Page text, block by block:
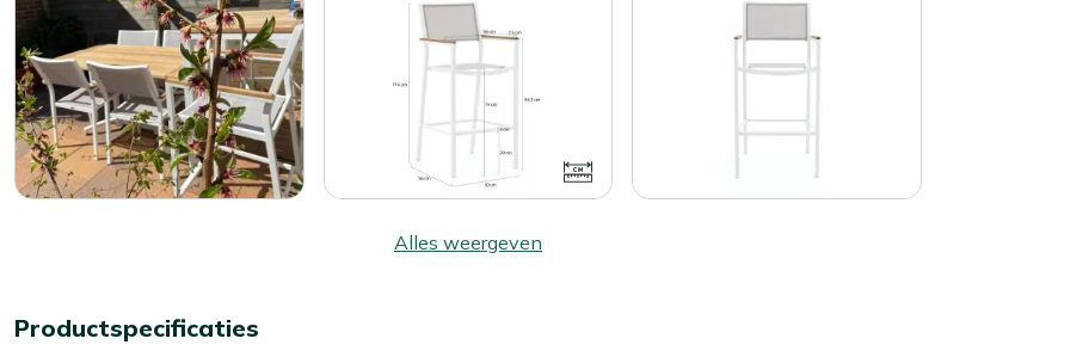
Alles weergeven
Productspecificaties